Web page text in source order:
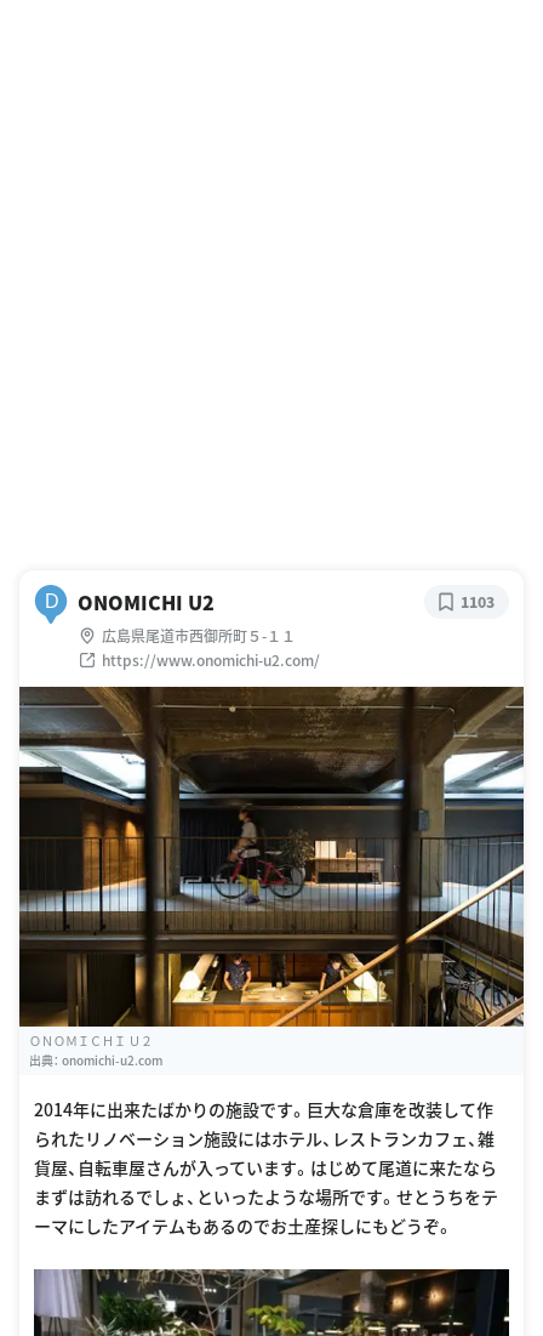
D ONOMICHI U2
広島県尾道市西御所町５-１１
https://www.onomichi-u2.com/
1103
ＯＮＯＭＩＣＨＩ Ｕ２
出典： onomichi-u2.com
2014年に出来たばかりの施設です。巨大な倉庫を改装して作
られたリノベーション施設にはホテル、レストランカフェ、雑
貨屋、自転車屋さんが入っています。はじめて尾道に来たなら
まずは訪れるでしょ、といったような場所です。せとうちをテ
ーマにしたアイテムもあるのでお土産探しにもどうぞ。